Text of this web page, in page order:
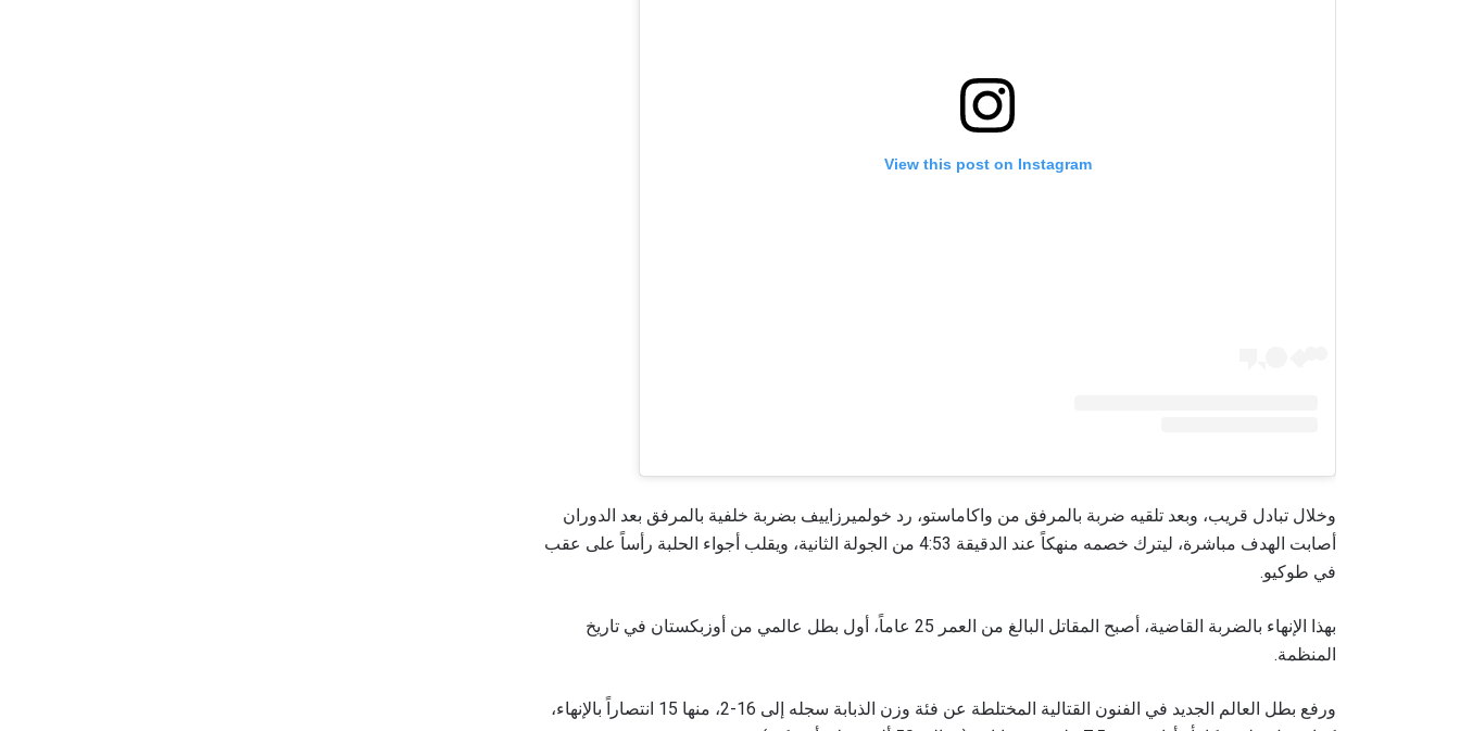
View this post on Instagram
وخلال تبادل قريب، وبعد تلقيه ضربة بالمرفق من واكاماستو، رد خولميرزاييف بضربة خلفية بالمرفق بعد الدوران
أصابت الهدف مباشرة، ليترك خصمه منهكاً عند الدقيقة 4:53 من الجولة الثانية، ويقلب أجواء الحلبة رأساً على عقب
في طوكيو.
بهذا الإنهاء بالضربة القاضية، أصبح المقاتل البالغ من العمر 25 عاماً، أول بطل عالمي من أوزبكستان في تاريخ
المنظمة.
ورفع بطل العالم الجديد في الفنون القتالية المختلطة عن فئة وزن الذبابة سجله إلى 16-2، منها 15 انتصاراً بالإنهاء،